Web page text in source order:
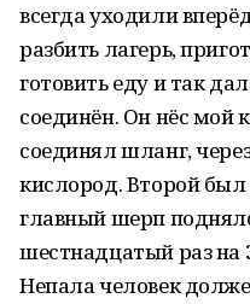
всегда уходили
разбить лагерь,
готовить еду и так
соединён. Он нёс мой
соединял шланг,
кислород. Второй
главный шерп
шестнадцатый раз на
Непала человек